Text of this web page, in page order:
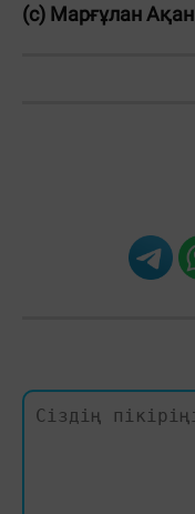
(с) Марғұлан Ақан